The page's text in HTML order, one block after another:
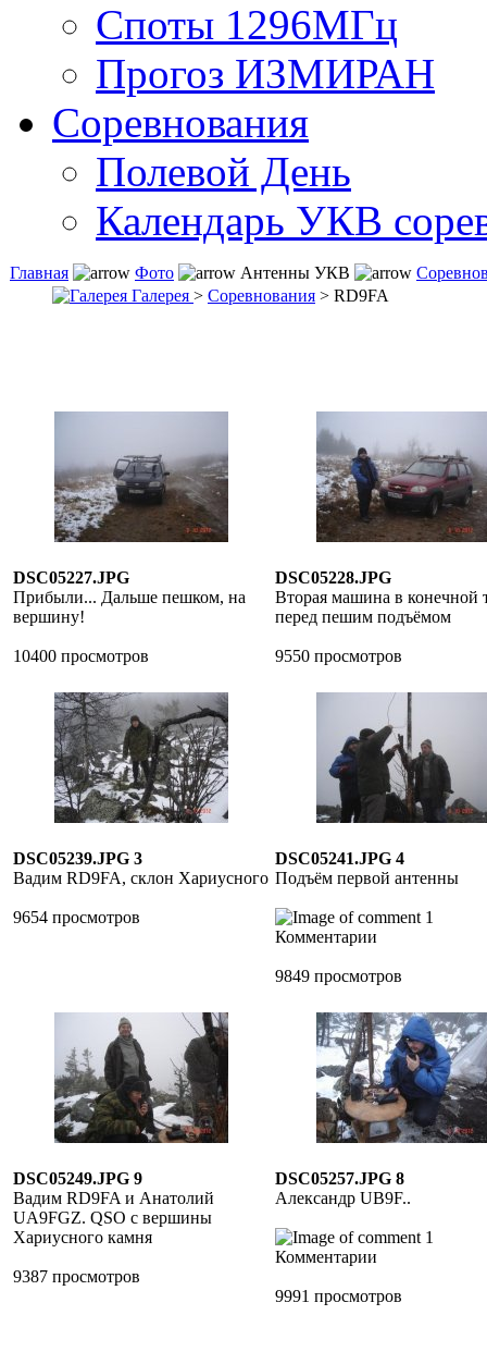
Споты 1296МГц
Прогоз ИЗМИРАН
Соревнования
Полевой День
Календарь УКВ
Главная Фото Антенны УКВ
Галерея > Соревнования > RD9FA
DSC05227.JPG
Прибыли... Дальше пешком, на
вершину!
10400 просмотров
DSC05228.JPG
Вторая машина в конечной
перед пешим подъёмом
9550 просмотров
DSC05239.JPG 3
Вадим RD9FA, склон Хариусного
9654 просмотров
DSC05241.JPG 4
Подъём первой антенны
1
Комментарии
9849 просмотров
DSC05249.JPG 9
Вадим RD9FA и Анатолий
UA9FGZ. QSO с вершины
Хариусного камня
9387 просмотров
DSC05257.JPG 8
Александр UB9F..
1
Комментарии
9991 просмотров